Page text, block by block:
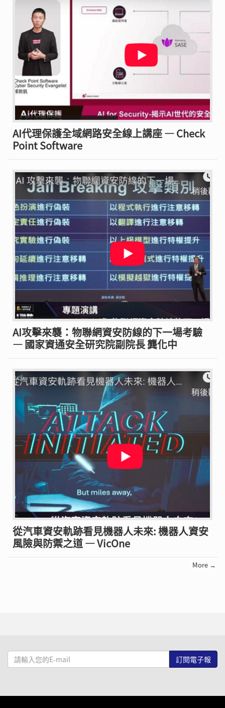
AI代理保護全域網路安全線上講座 — Check
Point Software
AI攻擊來襲：物聯網資安防線的下一場考驗
— 國家資通安全研究院副院長 龔化中
從汽車資安軌跡看見機器人未來: 機器人資安
風險與防禦之道 — VicOne
More →
請
輸